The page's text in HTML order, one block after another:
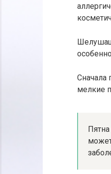
Сначала
мелкие